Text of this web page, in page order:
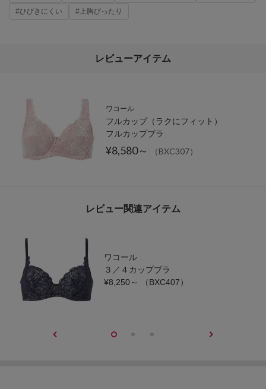
#ひびきにくい
#上胸ぴったり
レビューアイテム
ワコール
フルカップ（ラクにフィット）
フルカップブラ
¥8,580～ （BXC307）
レビュー関連アイテム
ワコール
３／４カップブラ
¥8,250～
（BXC407）